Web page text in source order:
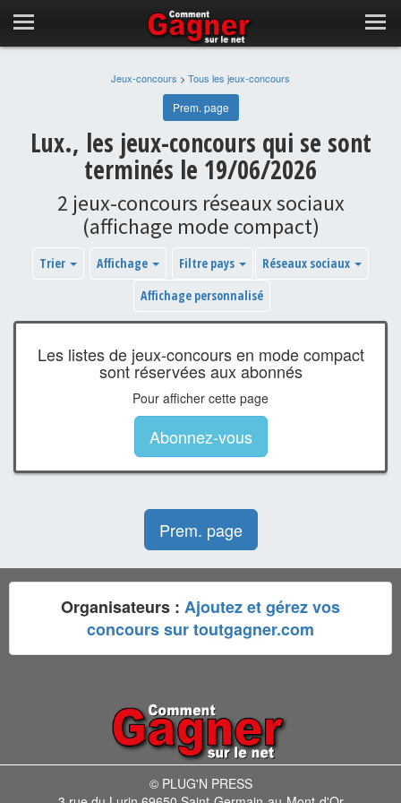
Jeux-concours > Tous les jeux-concours
Prem. page
Lux., les jeux-concours qui se sont
terminés le 19/06/2026
2 jeux-concours réseaux sociaux
(affichage mode compact)
Trier Affichage Filtre pays
Réseaux sociaux
Affichage personnalisé
Les listes de jeux-concours en mode compact
sont réservées aux abonnés
Pour afficher cette page
Abonnez-vous
Prem. page
Organisateurs : Ajoutez et gérez vos
concours sur toutgagner.com
© PLUG'N PRESS